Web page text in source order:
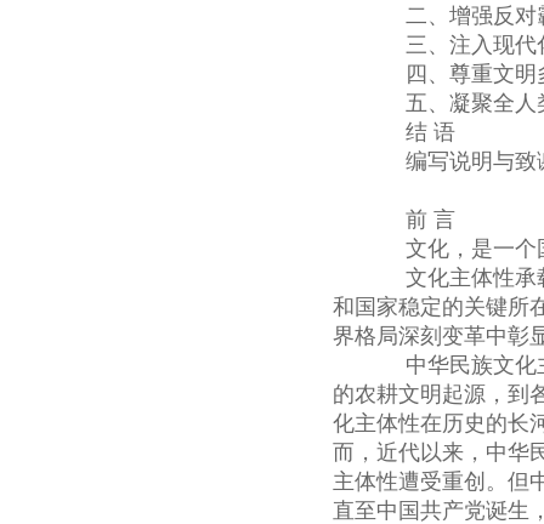
二、增强反对
三、注入现代
四、尊重文明
五、凝聚全人
结 语
编写说明与致
前 言
文化，是一个
文化主体性承载
和国家稳定的关键所
界格局深刻变革中彰
中华民族文化主
的农耕文明起源，到
化主体性在历史的长
而，近代以来，中华
主体性遭受重创。但
直至中国共产党诞生